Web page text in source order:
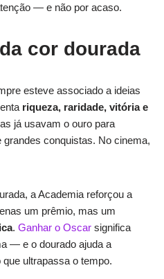
— e não por acaso.
cor dourada
esteve associado a ideias
riqueza, raridade, vitória e
já usavam o ouro para
conquistas. No cinema,
a Academia reforçou a
um prêmio, mas um
. Ganhar o Oscar significa
— e o dourado ajuda a
ultrapassa o tempo.